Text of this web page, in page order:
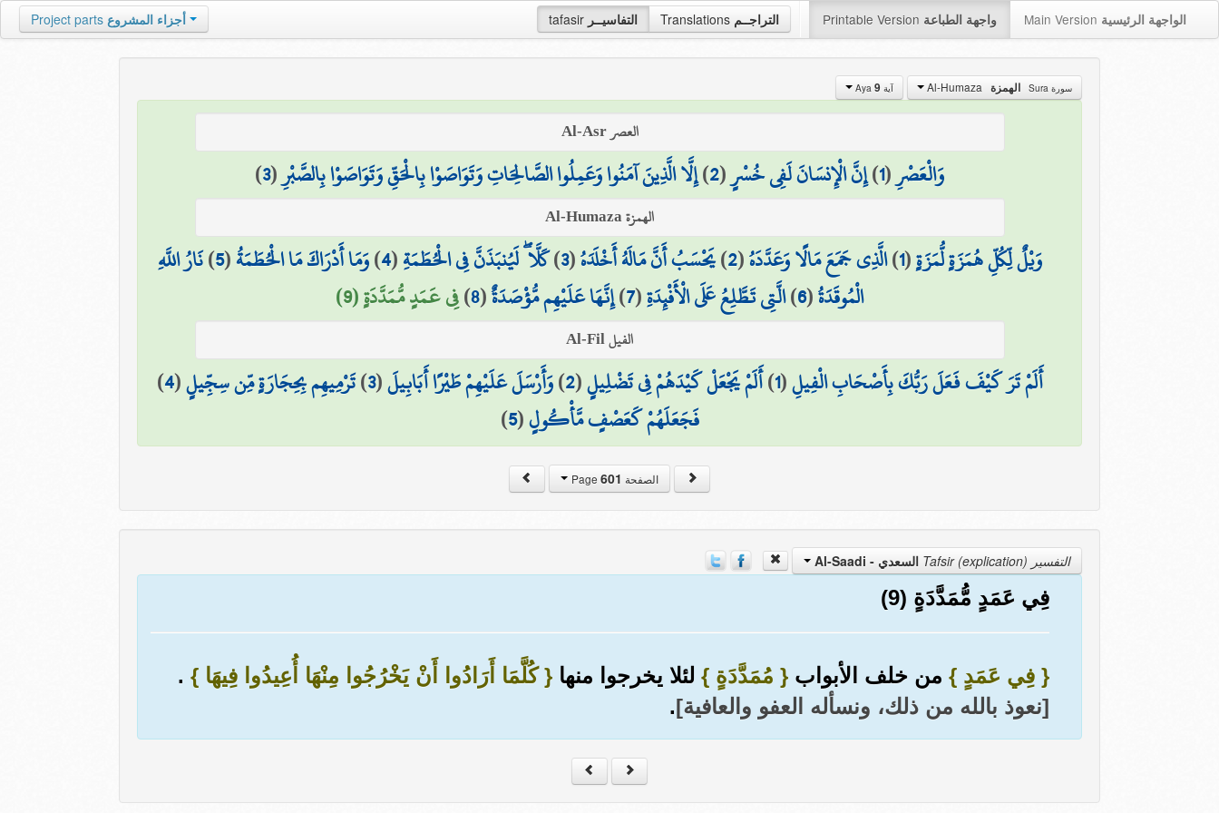
tafasir التفاسيــر Translations التراجــم Printable Version واجهة الطباعة Main Version الواجهة الرئيسية Project parts أجزاء المشروع
سورة Sura الهمزة آية Aya 9
العصر Al-Asr
وَالْعَصْرِ(
1
)إِنَّ الْإِنسَانَ لَفِي خُسْرٍ(
2
)إِلَّا الَّذِينَ آمَنُوا وَعَمِلُوا الصَّالِحَاتِ وَتَوَاصَوْا بِالْحَقِّ وَتَوَاصَوْا بِالصَّبْرِ(
3
)
الهمزة Al-Humaza
وَيْلٌ لِّكُلِّ هُمَزَةٍ لُّمَزَةٍ(
1
)الَّذِي جَمَعَ مَالًا وَعَدَّدَهُ(
2
)يَحْسَبُ أَنَّ مَالَهُ أَخْلَدَهُ(
3
)كَلَّا ۖ لَيُنبَذَنَّ فِي الْحُطَمَةِ(
4
)وَمَا أَدْرَاكَ مَا الْحُطَمَةُ(
5
)نَارُ اللَّهِ
الْمُوقَدَةُ(
6
)الَّتِي تَطَّلِعُ عَلَى الْأَفْئِدَةِ(
7
)إِنَّهَا عَلَيْهِم مُّؤْصَدَةٌ(
8
)فِي عَمَدٍ مُّمَدَّدَةٍ (9)
الفيل Al-Fil
أَلَمْ تَرَ كَيْفَ فَعَلَ رَبُّكَ بِأَصْحَابِ الْفِيلِ(
1
)أَلَمْ يَجْعَلْ كَيْدَهُمْ فِي تَضْلِيلٍ(
2
)وَأَرْسَلَ عَلَيْهِمْ طَيْرًا أَبَابِيلَ(
3
)تَرْمِيهِم بِحِجَارَةٍ مِّن سِجِّيلٍ(
4
)
فَجَعَلَهُمْ كَعَصْفٍ مَّأْكُولٍ(
5
)
الصفحة Page 601
التفسير Tafsir (explication) السعدي - Al-Saadi
فِي عَمَدٍ مُّمَدَّدَةٍ (9)
{ فِي عَمَدٍ } من خلف الأبواب { مُمَدَّدَةٍ } لئلا يخرجوا منها { كُلَّمَا أَرَادُوا أَنْ يَخْرُجُوا مِنْهَا أُعِيدُوا فِيهَا } .
[نعوذ بالله من ذلك، ونسأله العفو والعافية].